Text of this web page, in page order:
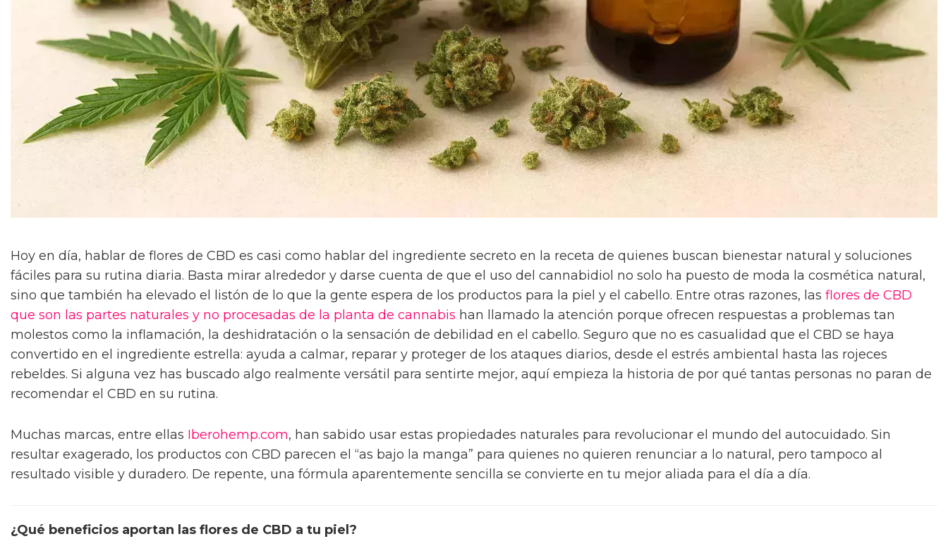
Hoy en día, hablar de flores de CBD es casi como hablar del ingrediente secreto en la receta de quienes buscan bienestar natural y soluciones
fáciles para su rutina diaria. Basta mirar alrededor y darse cuenta de que el uso del cannabidiol no solo ha puesto de moda la cosmética natural,
sino que también ha elevado el listón de lo que la gente espera de los productos para la piel y el cabello. Entre otras razones, las flores de CBD
que son las partes naturales y no procesadas de la planta de cannabis han llamado la atención porque ofrecen respuestas a problemas tan
molestos como la inflamación, la deshidratación o la sensación de debilidad en el cabello. Seguro que no es casualidad que el CBD se haya
convertido en el ingrediente estrella: ayuda a calmar, reparar y proteger de los ataques diarios, desde el estrés ambiental hasta las rojeces
rebeldes. Si alguna vez has buscado algo realmente versátil para sentirte mejor, aquí empieza la historia de por qué tantas personas no paran de
recomendar el CBD en su rutina.
Muchas marcas, entre ellas Iberohemp.com, han sabido usar estas propiedades naturales para revolucionar el mundo del autocuidado. Sin
resultar exagerado, los productos con CBD parecen el “as bajo la manga” para quienes no quieren renunciar a lo natural, pero tampoco al
resultado visible y duradero. De repente, una fórmula aparentemente sencilla se convierte en tu mejor aliada para el día a día.
¿Qué beneficios aportan las flores de CBD a tu piel?